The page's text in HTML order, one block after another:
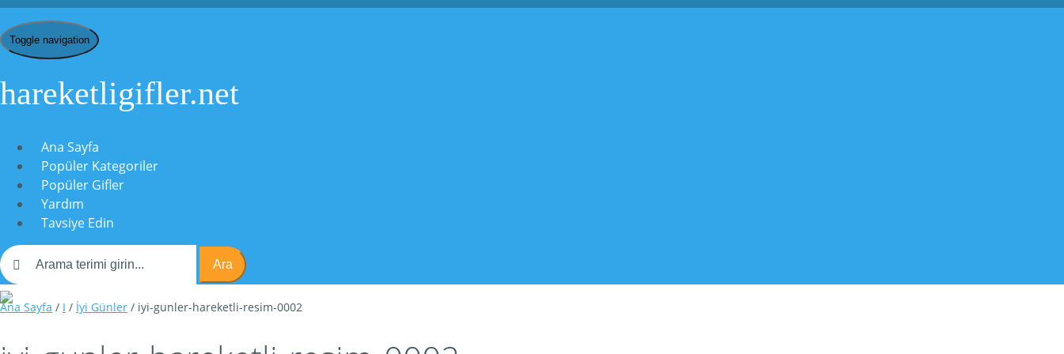
Toggle navigation
hareketligifler.net
Ana Sayfa
Popüler Kategoriler
Popüler Gifler
Yardım
Tavsiye Edin
Ara
Ana Sayfa / I / İyi Günler / iyi-gunler-hareketli-resim-0002